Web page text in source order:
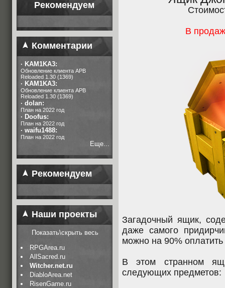
Рекомендуем
Комментарии
· KAM1KA3:
Обновление клиента APB
Reloaded 1.30 (1369)
· KAM1KA3:
Обновление клиента APB
Reloaded 1.30 (1369)
· dolan:
План на 2022 год
· Doofus:
План на 2022 год
· waifu1488:
План на 2022 год
Еще...
Рекомендуем
Наши проекты
Показать\скрыть весь
RPGArea.ru
AllSacred.ru
Witcher.net.ru
DiabloArea.net
RisenGame.ru
В
Загадочный ящик,
даже самого
можно на 90%
В этом странном
следующих предметов: